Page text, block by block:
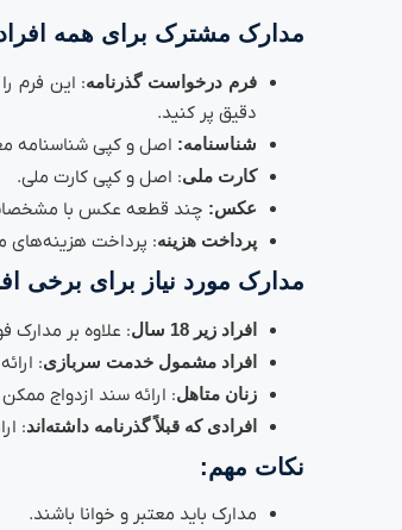
مدارک مشترک برای همه
فرم درخواست گذرنامه: این فرم
دقیق پر کنید.
شناسنامه: اصل و کپی شناسنامه
کارت ملی: اصل و کپی کارت ملی.
عکس: چند قطعه عکس با مشخصات
پرداخت هزینه: پرداخت هزینه‌های
مدارک مورد نیاز برای برخی
افراد زیر 18 سال : علاوه بر مدارک
افراد مشمول خدمت سربازی:
زنان متاهل: ارائه سند ازدواج
افرادی که قبلاً گذرنامه داشته‌اند:
نکات مهم:
مدارک باید معتبر و خوانا باشند.